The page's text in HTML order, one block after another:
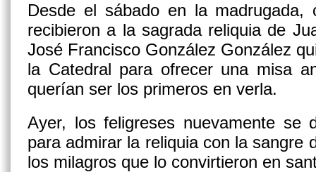
Desde el sábado en la madrugada,
recibieron a la sagrada reliquia de
José Francisco González González
la Catedral para ofrecer una misa
querían ser los primeros en verla.
Ayer, los feligreses nuevamente se
para admirar la reliquia con la sangre
los milagros que lo convirtieron en